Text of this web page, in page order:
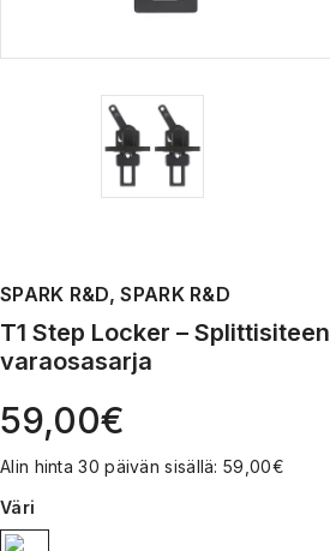
SPARK R&D, SPARK R&D
T1 Step Locker – Splittisiteen
varaosasarja
59,00€
Alin hinta 30 päivän sisällä:59,00€
Väri